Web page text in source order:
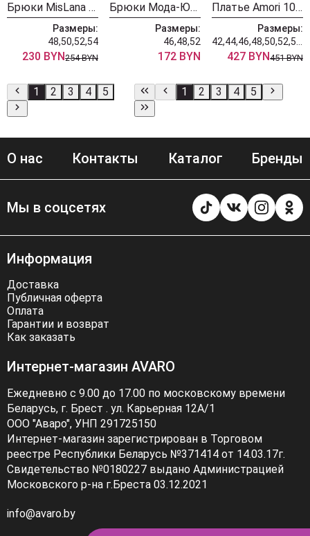
Брюки MisLana 1311бр молочный
Размеры:
48,50,52,54
230 BYN254 BYN
Брюки Мода-Юрс 2908BR молочный
Размеры:
46,48,52
172 BYN
Платье Amori 1002 белый
Размеры:
427 BYN451 BYN
1 2 3 4 5 1 2 3 4 5
О нас Контакты Каталог Бренды
Мы в соцсетях
Информация
Доставка
Публичная оферта
Оплата
Гарантии и возврат
Как заказать
Интернет-магазин AVARO
Ежедневно с 9.00 до 17.00 по московскому времени
Беларусь, г. Брест . ул. Карьерная 12А/1
ООО "Аваро", УНП 291725150
Интернет-магазин зарегистрирован в Торговом
реестре Республики Беларусь №371414 от 14.03.17г.
Свидетельство №0180227 выдано Администрацией
Московского р-на г.Бреста 03.12.2021
info@avaro.by